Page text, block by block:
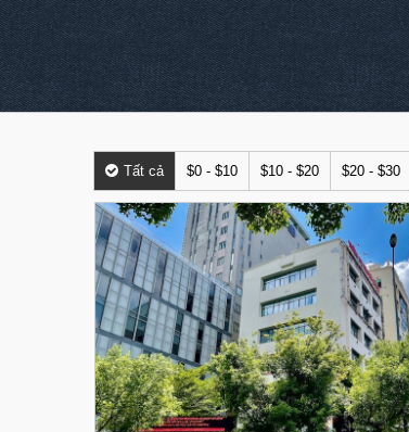
Tất cả $0 - $10 $10 - $20 $20 - $30